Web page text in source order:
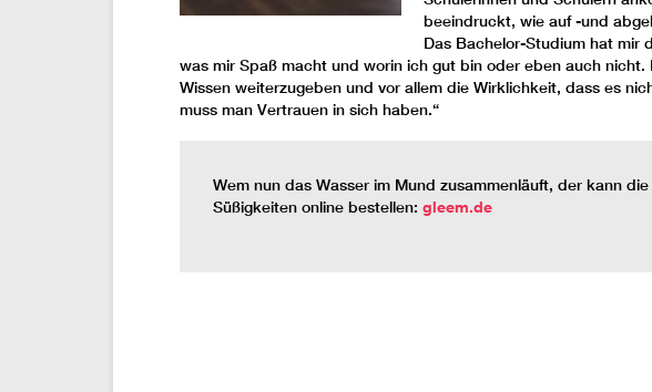
beeindruckt, wie auf -und
Das Bachelor-Studium hat mir
was mir Spaß macht und worin ich gut bin oder eben auch
Wissen weiterzugeben und vor allem die Wirklichkeit, dass es
muss man Vertrauen in sich haben.“
Wem nun das Wasser im Mund zusammenläuft, der kann
Süßigkeiten online bestellen: gleem.de